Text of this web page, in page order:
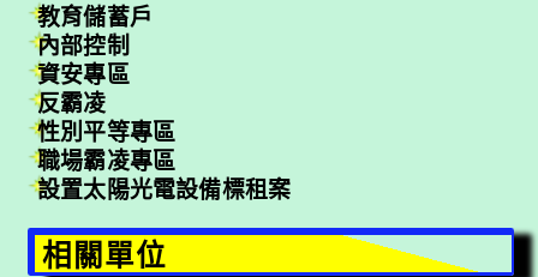
教育儲蓄戶
內部控制
資安專區
反霸凌
性別平等專區
職場霸凌專區
設置太陽光電設備標租案
相關單位